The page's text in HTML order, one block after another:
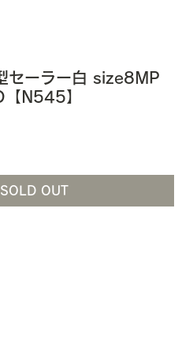
セーラー白 size8MP
N545】
SOLD OUT